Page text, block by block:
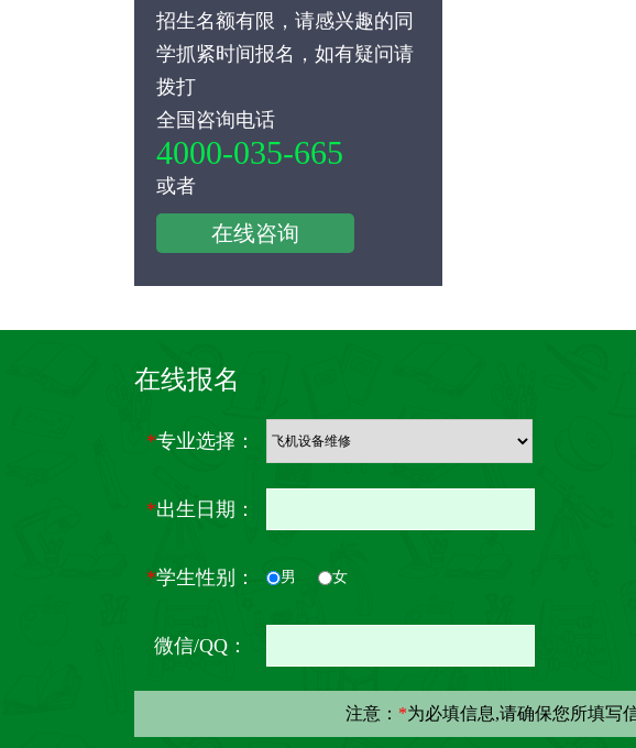
招生名额有限，请感兴趣的同
学抓紧时间报名，如有疑问请
拨打
全国咨询电话
4000-035-665
或者
在线咨询
在线报名
*专业选择：
*出生日期：
*学生性别： 男 女
微信/QQ：
注意： *为必填信息,请确保您所填写